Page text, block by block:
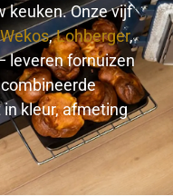
keuken. Onze vijf
Wekos,Lohberger,
leveren fornuizen
kleur, afmeting